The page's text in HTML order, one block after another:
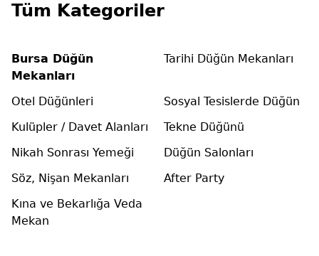
Tüm Kategoriler
Bursa Düğün
Mekanları
Tarihi Düğün Mekanları
Otel Düğünleri
Sosyal Tesislerde Düğün
Kulüpler / Davet Alanları
Tekne Düğünü
Nikah Sonrası Yemeği
Düğün Salonları
Söz, Nişan Mekanları
After Party
Kına ve Bekarlığa Veda
Mekan